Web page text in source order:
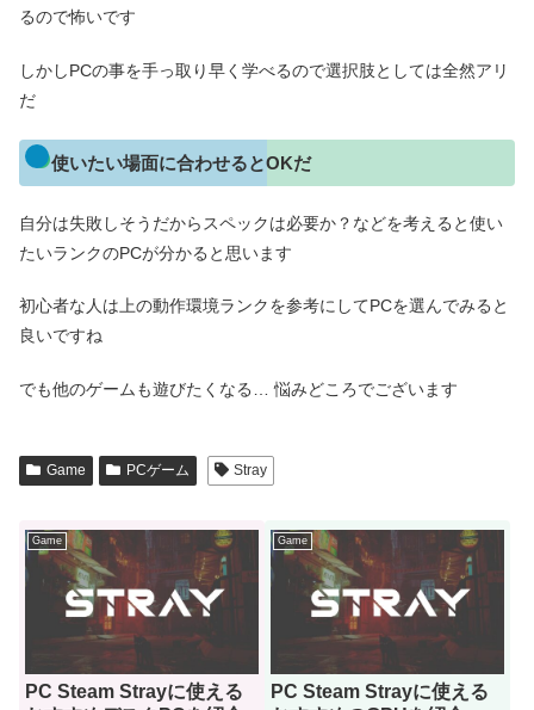
るので怖いです
しかしPCの事を手っ取り早く学べるので選択肢としては全然アリ
だ
使いたい場面に合わせるとOKだ
自分は失敗しそうだからスペックは必要か？などを考えると使い
たいランクのPCが分かると思います
初心者な人は上の動作環境ランクを参考にしてPCを選んでみると
良いですね
でも他のゲームも遊びたくなる… 悩みどころでございます
Game PCゲーム Stray
Game
PC Steam Strayに使える
Game
PC Steam Strayに使える